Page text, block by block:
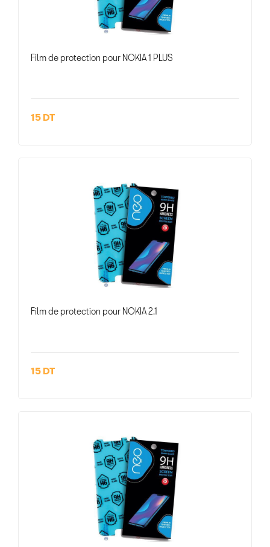
Film de protection pour NOKIA 1 PLUS
15 DT
Film de protection pour NOKIA 2.1
15 DT